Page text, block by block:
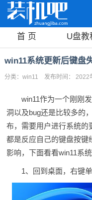
首 页 U盘教
win11系统更新后键盘
分类： win11 发布时间： 2022
win11作为一个刚刚
洞以及bug还是比较多的
布，需要用户进行系统的
都是反应自己的键盘按键
影响，下面看看win11系
1、回到桌面，右键